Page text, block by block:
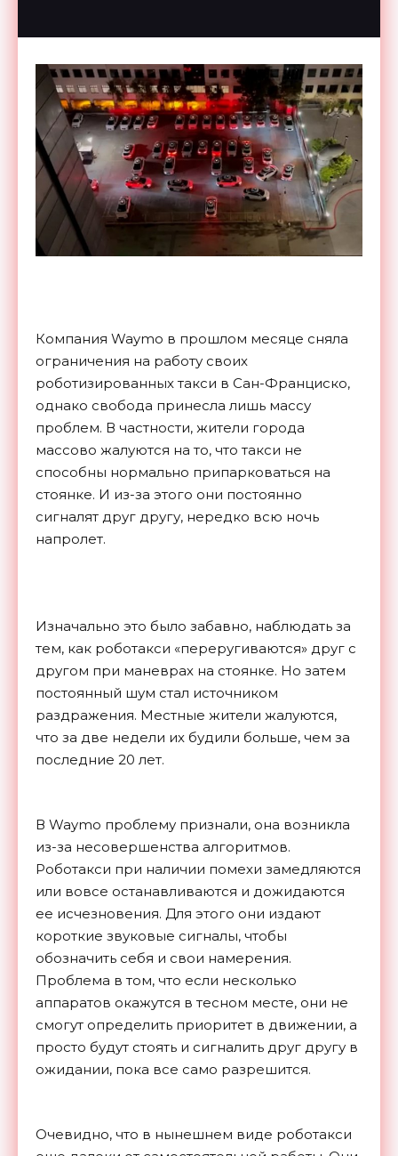
Компания Waymo в прошлом месяце сняла
ограничения на работу своих
роботизированных такси в Сан-Франциско,
однако свобода принесла лишь массу
проблем. В частности, жители города
массово жалуются на то, что такси не
способны нормально припарковаться на
стоянке. И из-за этого они постоянно
сигналят друг другу, нередко всю ночь
напролет.
Изначально это было забавно, наблюдать за
тем, как роботакси «переругиваются» друг с
другом при маневрах на стоянке. Но затем
постоянный шум стал источником
раздражения. Местные жители жалуются,
что за две недели их будили больше, чем за
последние 20 лет.
В Waymo проблему признали, она возникла
из-за несовершенства алгоритмов.
Роботакси при наличии помехи замедляются
или вовсе останавливаются и дожидаются
ее исчезновения. Для этого они издают
короткие звуковые сигналы, чтобы
обозначить себя и свои намерения.
Проблема в том, что если несколько
аппаратов окажутся в тесном месте, они не
смогут определить приоритет в движении, а
просто будут стоять и сигналить друг другу в
ожидании, пока все само разрешится.
Очевидно, что в нынешнем виде роботакси